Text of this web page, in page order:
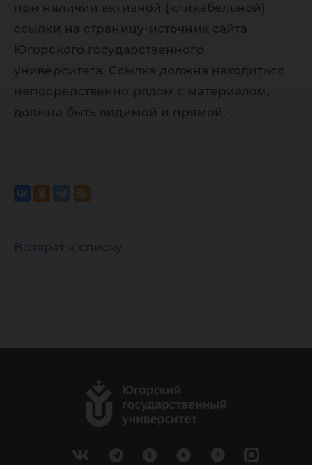
при наличии активной (кликабельной)
ссылки на страницу-источник сайта
Югорского государственного
университета. Ссылка должна находиться
непосредственно рядом с материалом,
должна быть видимой и прямой.
Возврат к списку